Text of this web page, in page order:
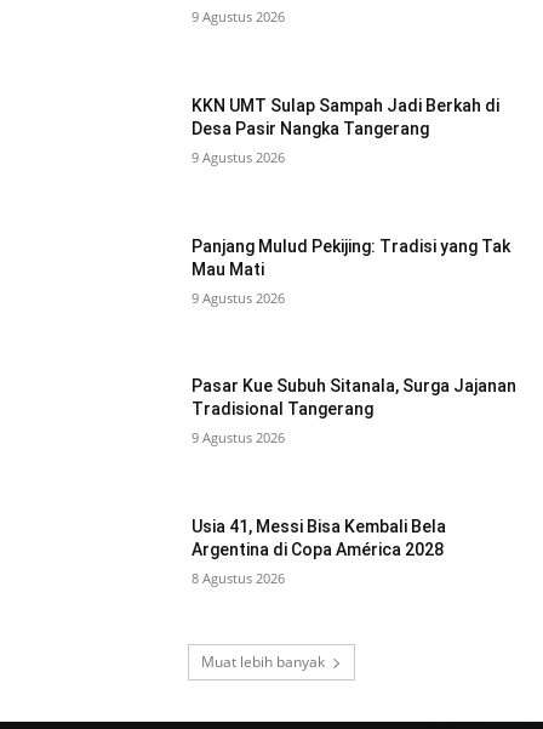
9 Agustus 2026
KKN UMT Sulap Sampah Jadi Berkah di
Desa Pasir Nangka Tangerang
9 Agustus 2026
Panjang Mulud Pekijing: Tradisi yang Tak
Mau Mati
9 Agustus 2026
Pasar Kue Subuh Sitanala, Surga Jajanan
Tradisional Tangerang
9 Agustus 2026
Usia 41, Messi Bisa Kembali Bela
Argentina di Copa América 2028
8 Agustus 2026
Muat lebih banyak